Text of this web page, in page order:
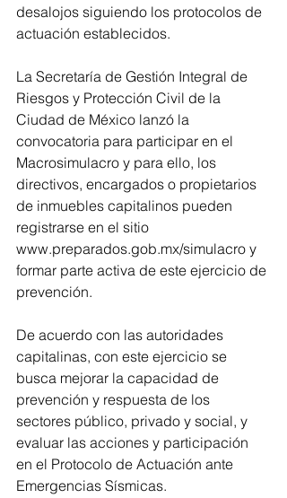
desalojos siguiendo los protocolos de
actuación establecidos.
La Secretaría de Gestión Integral de
Riesgos y Protección Civil de la
Ciudad de México lanzó la
convocatoria para participar en el
Macrosimulacro y para ello, los
directivos, encargados o propietarios
de inmuebles capitalinos pueden
registrarse en el sitio
www.preparados.gob.mx/simulacro y
formar parte activa de este ejercicio de
prevención.
De acuerdo con las autoridades
capitalinas, con este ejercicio se
busca mejorar la capacidad de
prevención y respuesta de los
sectores público, privado y social, y
evaluar las acciones y participación
en el Protocolo de Actuación ante
Emergencias Sísmicas.